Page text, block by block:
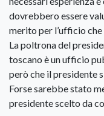
dovrebbero essere
merito per l’ufficio
La poltrona del
toscano è un ufficio
però che il presidente
Forse sarebbe stato
presidente scelto da